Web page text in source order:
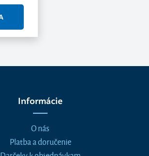
Informácie
O nás
Platba a doručenie